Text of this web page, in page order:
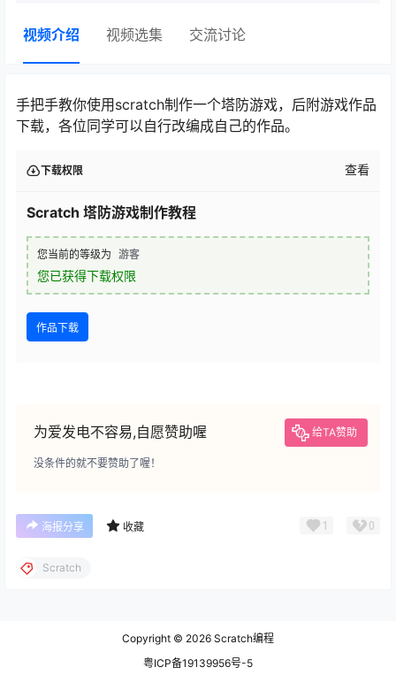
视频介绍 视频选集 交流讨论
手把手教你使用scratch制作一个塔防游戏，后附游戏作品
下载，各位同学可以自行改编成自己的作品。
下载权限 查看
Scratch 塔防游戏制作教程
您当前的等级为 游客
您已获得下载权限
作品下载
为爱发电不容易,自愿赞助喔 给TA赞助
没条件的就不要赞助了喔！
海报分享 收藏 1 0
Scratch
Copyright © 2026 Scratch编程
粤ICP备19139956号-5